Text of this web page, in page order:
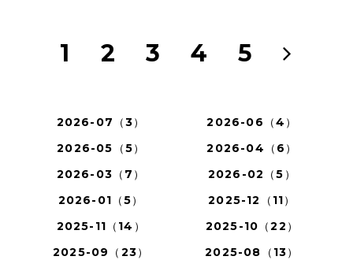
1 2 3 4 5
2026-07（3）
2026-06（4）
2026-05（5）
2026-04（6）
2026-03（7）
2026-02（5）
2026-01（5）
2025-12（11）
2025-11（14）
2025-10（22）
2025-09（23）
2025-08（13）